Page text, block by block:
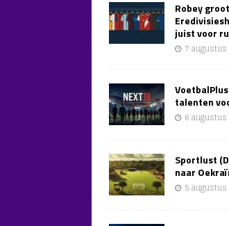
Robey
juist voor
7 augustus
talenten
6 augustus
Sportlust
naar
5 augustus